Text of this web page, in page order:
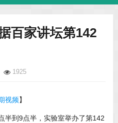
百家讲坛第142
1925
视频】
半到9点半，实验室举办了第142